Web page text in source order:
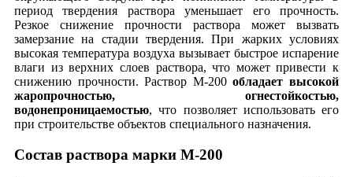
период твердения раствора уменьшает его прочность.
Резкое снижение прочности раствора может вызвать
замерзание на стадии твердения. При жарких условиях
высокая температура воздуха вызывает быстрое испарение
влаги из верхних слоев раствора, что может привести к
снижению прочности. Раствор М-200обладает высокой
жаропрочностью, огнестойкостью,
водонепроницаемостью, что позволяет использовать его
при строительстве объектов специального назначения.
Состав раствора марки М-200